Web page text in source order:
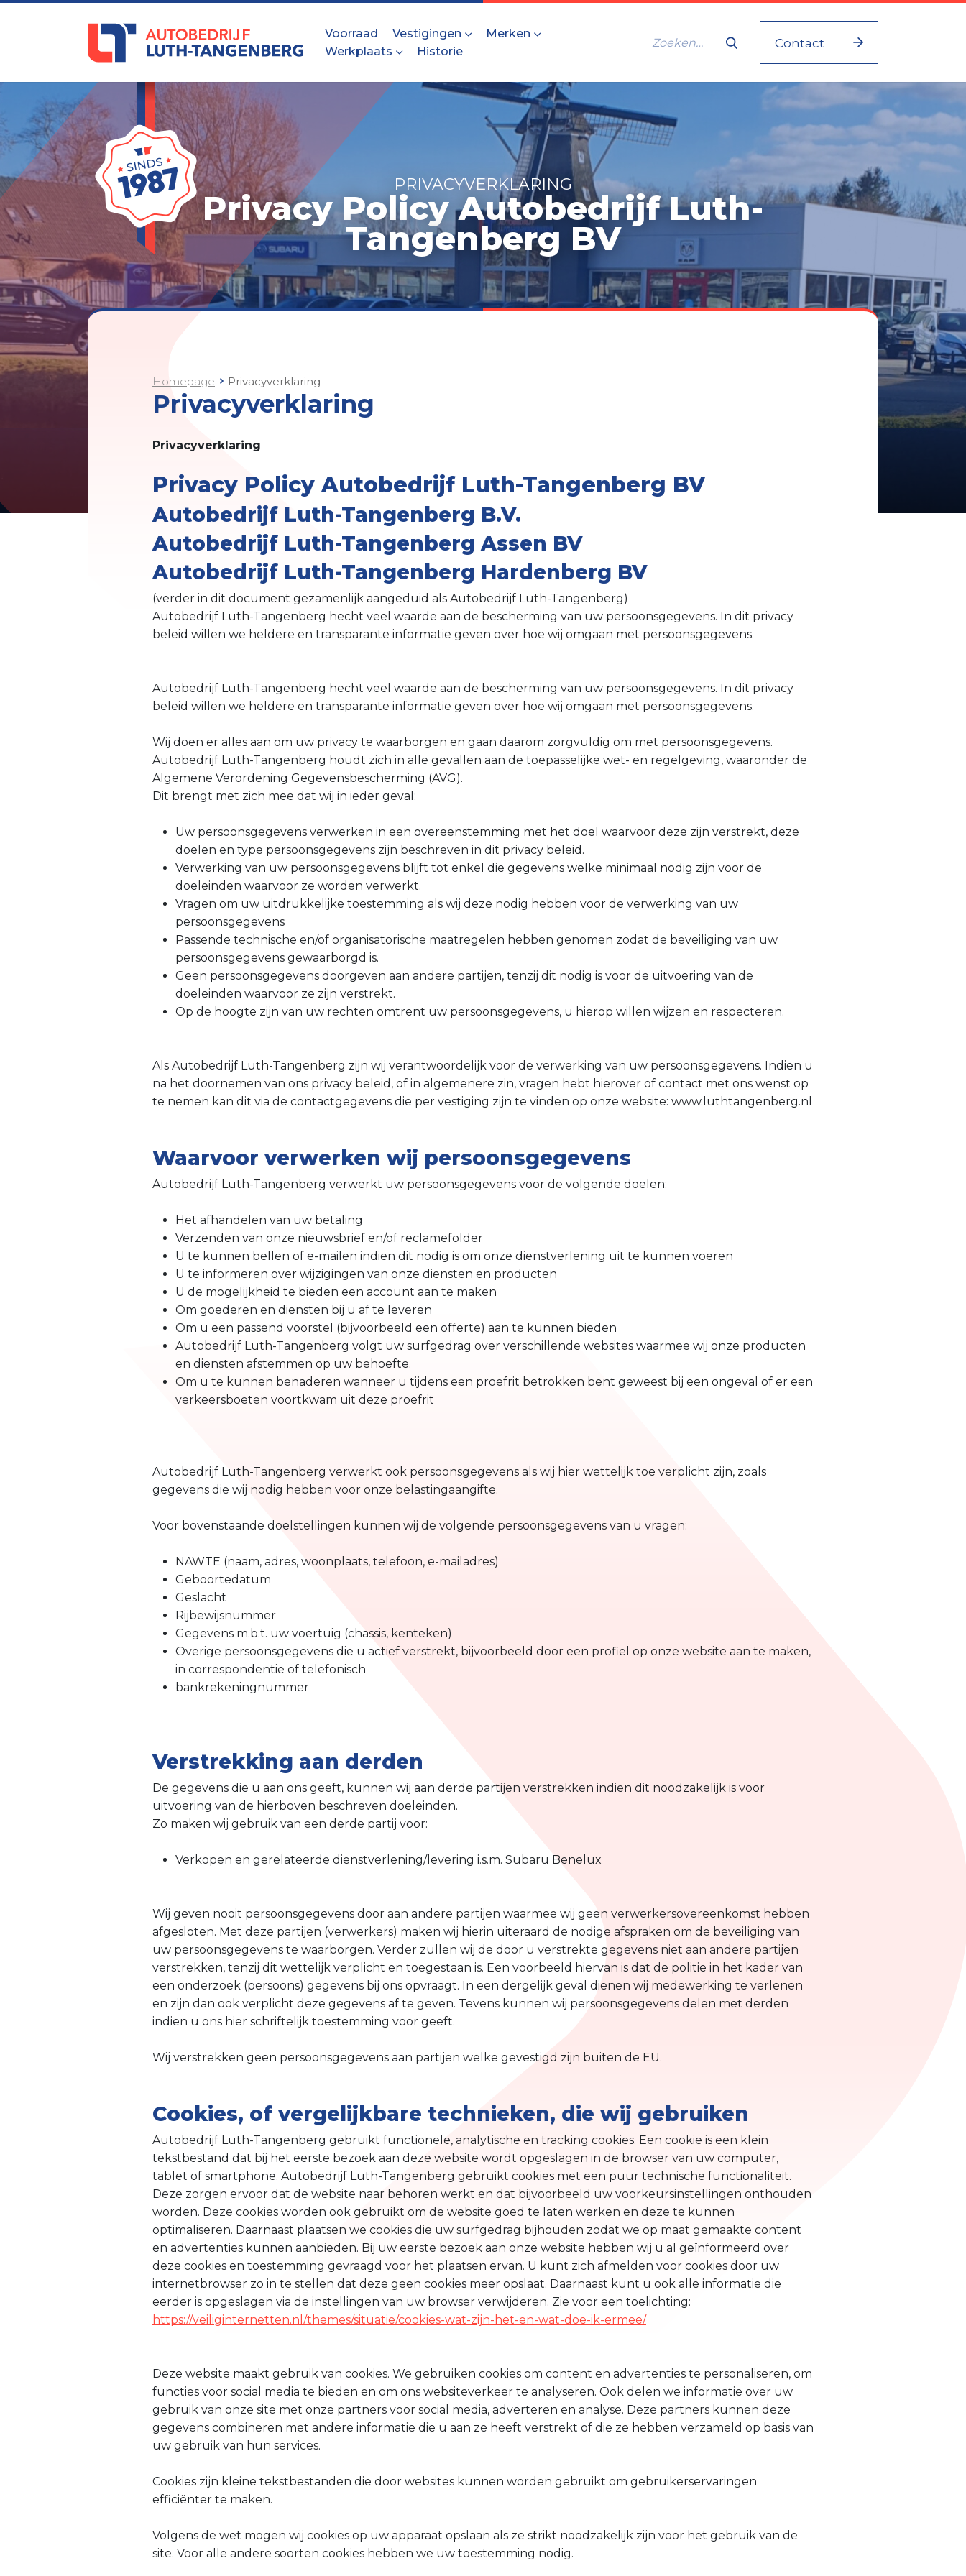
Voorraad Vestigingen
Merken
Werkplaats
Historie
Contact
PRIVACYVERKLARING
Privacy Policy Autobedrijf Luth-
Tangenberg BV
Homepage Privacyverklaring
Privacyverklaring
Privacyverklaring
Privacy Policy Autobedrijf Luth-Tangenberg BV
Autobedrijf Luth-Tangenberg B.V.
Autobedrijf Luth-Tangenberg Assen BV
Autobedrijf Luth-Tangenberg Hardenberg BV
(verder in dit document gezamenlijk aangeduid als Autobedrijf Luth-Tangenberg)
Autobedrijf Luth-Tangenberg hecht veel waarde aan de bescherming van uw persoonsgegevens. In dit privacy
beleid willen we heldere en transparante informatie geven over hoe wij omgaan met persoonsgegevens.
Autobedrijf Luth-Tangenberg hecht veel waarde aan de bescherming van uw persoonsgegevens. In dit privacy
beleid willen we heldere en transparante informatie geven over hoe wij omgaan met persoonsgegevens.
Wij doen er alles aan om uw privacy te waarborgen en gaan daarom zorgvuldig om met persoonsgegevens.
Autobedrijf Luth-Tangenberg houdt zich in alle gevallen aan de toepasselijke wet- en regelgeving, waaronder de
Algemene Verordening Gegevensbescherming (AVG).
Dit brengt met zich mee dat wij in ieder geval:
Uw persoonsgegevens verwerken in een overeenstemming met het doel waarvoor deze zijn verstrekt, deze
doelen en type persoonsgegevens zijn beschreven in dit privacy beleid.
Verwerking van uw persoonsgegevens blijft tot enkel die gegevens welke minimaal nodig zijn voor de
doeleinden waarvoor ze worden verwerkt.
Vragen om uw uitdrukkelijke toestemming als wij deze nodig hebben voor de verwerking van uw
persoonsgegevens
Passende technische en/of organisatorische maatregelen hebben genomen zodat de beveiliging van uw
persoonsgegevens gewaarborgd is.
Geen persoonsgegevens doorgeven aan andere partijen, tenzij dit nodig is voor de uitvoering van de
doeleinden waarvoor ze zijn verstrekt.
Op de hoogte zijn van uw rechten omtrent uw persoonsgegevens, u hierop willen wijzen en respecteren.
Als Autobedrijf Luth-Tangenberg zijn wij verantwoordelijk voor de verwerking van uw persoonsgegevens. Indien u
na het doornemen van ons privacy beleid, of in algemenere zin, vragen hebt hierover of contact met ons wenst op
te nemen kan dit via de contactgegevens die per vestiging zijn te vinden op onze website: www.luthtangenberg.nl
Waarvoor verwerken wij persoonsgegevens
Autobedrijf Luth-Tangenberg verwerkt uw persoonsgegevens voor de volgende doelen:
Het afhandelen van uw betaling
Verzenden van onze nieuwsbrief en/of reclamefolder
U te kunnen bellen of e-mailen indien dit nodig is om onze dienstverlening uit te kunnen voeren
U te informeren over wijzigingen van onze diensten en producten
U de mogelijkheid te bieden een account aan te maken
Om goederen en diensten bij u af te leveren
Om u een passend voorstel (bijvoorbeeld een offerte) aan te kunnen bieden
Autobedrijf Luth-Tangenberg volgt uw surfgedrag over verschillende websites waarmee wij onze producten
en diensten afstemmen op uw behoefte.
Om u te kunnen benaderen wanneer u tijdens een proefrit betrokken bent geweest bij een ongeval of er een
verkeersboeten voortkwam uit deze proefrit
Autobedrijf Luth-Tangenberg verwerkt ook persoonsgegevens als wij hier wettelijk toe verplicht zijn, zoals
gegevens die wij nodig hebben voor onze belastingaangifte.
Voor bovenstaande doelstellingen kunnen wij de volgende persoonsgegevens van u vragen:
NAWTE (naam, adres, woonplaats, telefoon, e-mailadres)
Geboortedatum
Geslacht
Rijbewijsnummer
Gegevens m.b.t. uw voertuig (chassis, kenteken)
Overige persoonsgegevens die u actief verstrekt, bijvoorbeeld door een profiel op onze website aan te maken,
in correspondentie of telefonisch
bankrekeningnummer
Verstrekking aan derden
De gegevens die u aan ons geeft, kunnen wij aan derde partijen verstrekken indien dit noodzakelijk is voor
uitvoering van de hierboven beschreven doeleinden.
Zo maken wij gebruik van een derde partij voor:
Verkopen en gerelateerde dienstverlening/levering i.s.m. Subaru Benelux
Wij geven nooit persoonsgegevens door aan andere partijen waarmee wij geen verwerkersovereenkomst hebben
afgesloten. Met deze partijen (verwerkers) maken wij hierin uiteraard de nodige afspraken om de beveiliging van
uw persoonsgegevens te waarborgen. Verder zullen wij de door u verstrekte gegevens niet aan andere partijen
verstrekken, tenzij dit wettelijk verplicht en toegestaan is. Een voorbeeld hiervan is dat de politie in het kader van
een onderzoek (persoons) gegevens bij ons opvraagt. In een dergelijk geval dienen wij medewerking te verlenen
en zijn dan ook verplicht deze gegevens af te geven. Tevens kunnen wij persoonsgegevens delen met derden
indien u ons hier schriftelijk toestemming voor geeft.
Wij verstrekken geen persoonsgegevens aan partijen welke gevestigd zijn buiten de EU.
Cookies, of vergelijkbare technieken, die wij gebruiken
Autobedrijf Luth-Tangenberg gebruikt functionele, analytische en tracking cookies. Een cookie is een klein
tekstbestand dat bij het eerste bezoek aan deze website wordt opgeslagen in de browser van uw computer,
tablet of smartphone. Autobedrijf Luth-Tangenberg gebruikt cookies met een puur technische functionaliteit.
Deze zorgen ervoor dat de website naar behoren werkt en dat bijvoorbeeld uw voorkeursinstellingen onthouden
worden. Deze cookies worden ook gebruikt om de website goed te laten werken en deze te kunnen
optimaliseren. Daarnaast plaatsen we cookies die uw surfgedrag bijhouden zodat we op maat gemaakte content
en advertenties kunnen aanbieden. Bij uw eerste bezoek aan onze website hebben wij u al geïnformeerd over
deze cookies en toestemming gevraagd voor het plaatsen ervan. U kunt zich afmelden voor cookies door uw
internetbrowser zo in te stellen dat deze geen cookies meer opslaat. Daarnaast kunt u ook alle informatie die
eerder is opgeslagen via de instellingen van uw browser verwijderen. Zie voor een toelichting:
https://veiliginternetten.nl/themes/situatie/cookies-wat-zijn-het-en-wat-doe-ik-ermee/
Deze website maakt gebruik van cookies. We gebruiken cookies om content en advertenties te personaliseren, om
functies voor social media te bieden en om ons websiteverkeer te analyseren. Ook delen we informatie over uw
gebruik van onze site met onze partners voor social media, adverteren en analyse. Deze partners kunnen deze
gegevens combineren met andere informatie die u aan ze heeft verstrekt of die ze hebben verzameld op basis van
uw gebruik van hun services.
Cookies zijn kleine tekstbestanden die door websites kunnen worden gebruikt om gebruikerservaringen
efficiënter te maken.
Volgens de wet mogen wij cookies op uw apparaat opslaan als ze strikt noodzakelijk zijn voor het gebruik van de
site. Voor alle andere soorten cookies hebben we uw toestemming nodig.